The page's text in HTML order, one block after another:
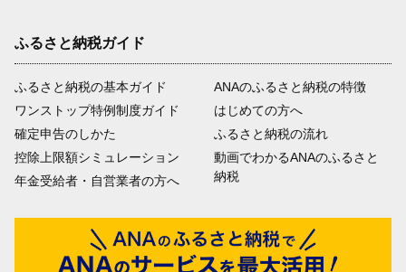
ふるさと納税ガイド
ふるさと納税の基本ガイド
ワンストップ特例制度ガイド
確定申告のしかた
控除上限額シミュレーション
年金受給者・自営業者の方へ
ANAのふるさと納税の特徴
はじめての方へ
ふるさと納税の流れ
動画でわかるANAのふるさと
納税